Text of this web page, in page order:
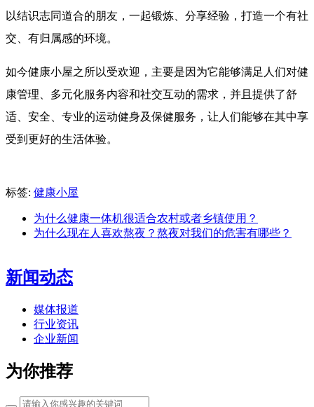
以结识志同道合的朋友，一起锻炼、分享经验，打造一个有社
交、有归属感的环境。
如今健康小屋之所以受欢迎，主要是因为它能够满足人们对健
康管理、多元化服务内容和社交互动的需求，并且提供了舒
适、安全、专业的运动健身及保健服务，让人们能够在其中享
受到更好的生活体验。
标签: 健康小屋
为什么健康一体机很适合农村或者乡镇使用？
为什么现在人喜欢熬夜？熬夜对我们的危害有哪些？
新闻动态
媒体报道
行业资讯
企业新闻
为你推荐